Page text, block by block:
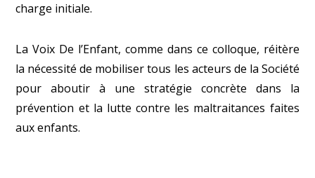
charge initiale.
La Voix De l’Enfant, comme dans ce colloque, réitère
la nécessité de mobiliser tous les acteurs de la Société
pour aboutir à une stratégie concrète dans la
prévention et la lutte contre les maltraitances faites
aux enfants.